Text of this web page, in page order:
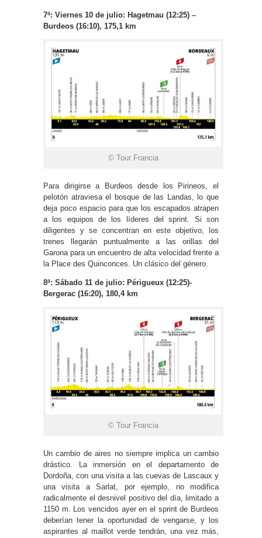
7ª: Viernes 10 de julio: Hagetmau (12:25) –
Burdeos (16:10), 175,1 km
© Tour Francia
Para dirigirse a Burdeos desde los Pirineos, el
pelotón atraviesa el bosque de las Landas, lo que
deja poco espacio para que los escapados atrapen
a los equipos de los líderes del sprint. Si son
diligentes y se concentran en este objetivo, los
trenes llegarán puntualmente a las orillas del
Garona para un encuentro de alta velocidad frente a
la Place des Quinconces. Un clásico del género.
8ª: Sábado 11 de julio: Périgueux (12:25)-
Bergerac (16:20), 180,4 km
© Tour Francia
Un cambio de aires no siempre implica un cambio
drástico. La inmersión en el departamento de
Dordoña, con una visita a las cuevas de Lascaux y
una visita a Sarlat, por ejemplo, no modifica
radicalmente el desnivel positivo del día, limitado a
1150 m. Los vencidos ayer en el sprint de Burdeos
deberían tener la oportunidad de vengarse, y los
aspirantes al maillot verde tendrán, una vez más,